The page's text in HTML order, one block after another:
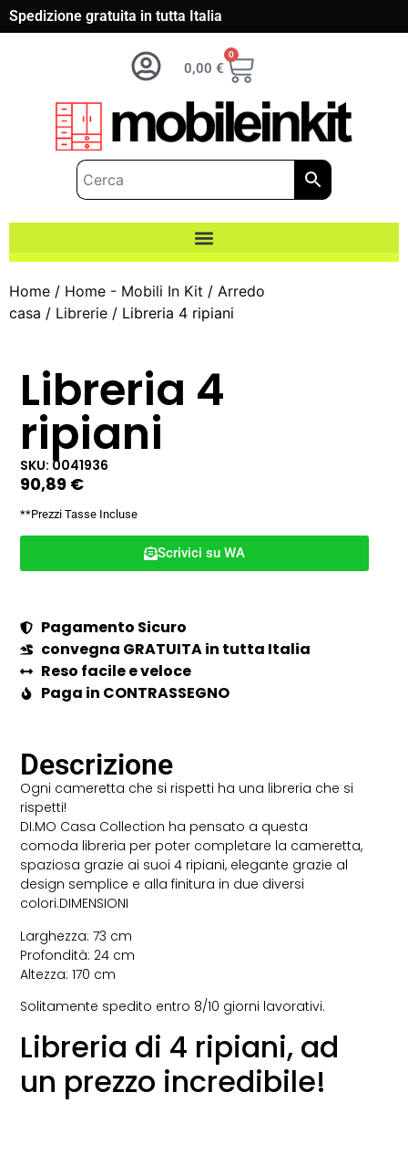
Spedizione gratuita in tutta Italia
0,00 €
0
Home / Home - Mobili In Kit / Arredo
casa / Librerie / Libreria 4 ripiani
Libreria 4
ripiani
SKU: 0041936
90,89 €
**Prezzi Tasse Incluse
Scrivici su WA
Pagamento Sicuro
convegna GRATUITA in tutta Italia
Reso facile e veloce
Paga in CONTRASSEGNO
Descrizione
Ogni cameretta che si rispetti ha una libreria che si
rispetti!
DI.MO Casa Collection ha pensato a questa
comoda libreria per poter completare la cameretta,
spaziosa grazie ai suoi 4 ripiani, elegante grazie al
design semplice e alla finitura in due diversi
colori.DIMENSIONI
Larghezza: 73 cm
Profondità: 24 cm
Altezza: 170 cm
Solitamente spedito entro 8/10 giorni lavorativi.
Libreria di 4 ripiani, ad
un prezzo incredibile!